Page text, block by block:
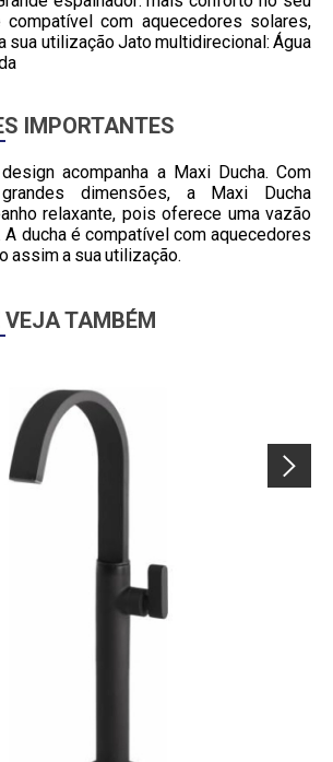
compatível com aquecedores solares,
sua utilização Jato multidirecional: Água
IMPORTANTES
acompanha a Maxi Ducha. Com
dimensões, a Maxi Ducha
relaxante, pois oferece uma vazão
A ducha é compatível com aquecedores
assim a sua utilização.
VEJA TAMBÉM